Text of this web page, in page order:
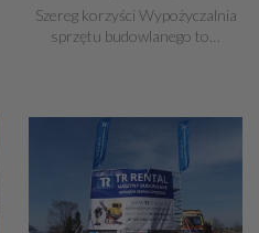
Szereg korzyści Wypożyczalnia
sprzętu budowlanego to…